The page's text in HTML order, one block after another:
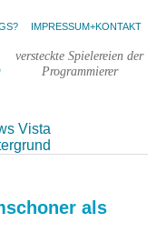
IMPRESSUM+KONTAKT
versteckte Spielereien der
Programmierer
Vista
als